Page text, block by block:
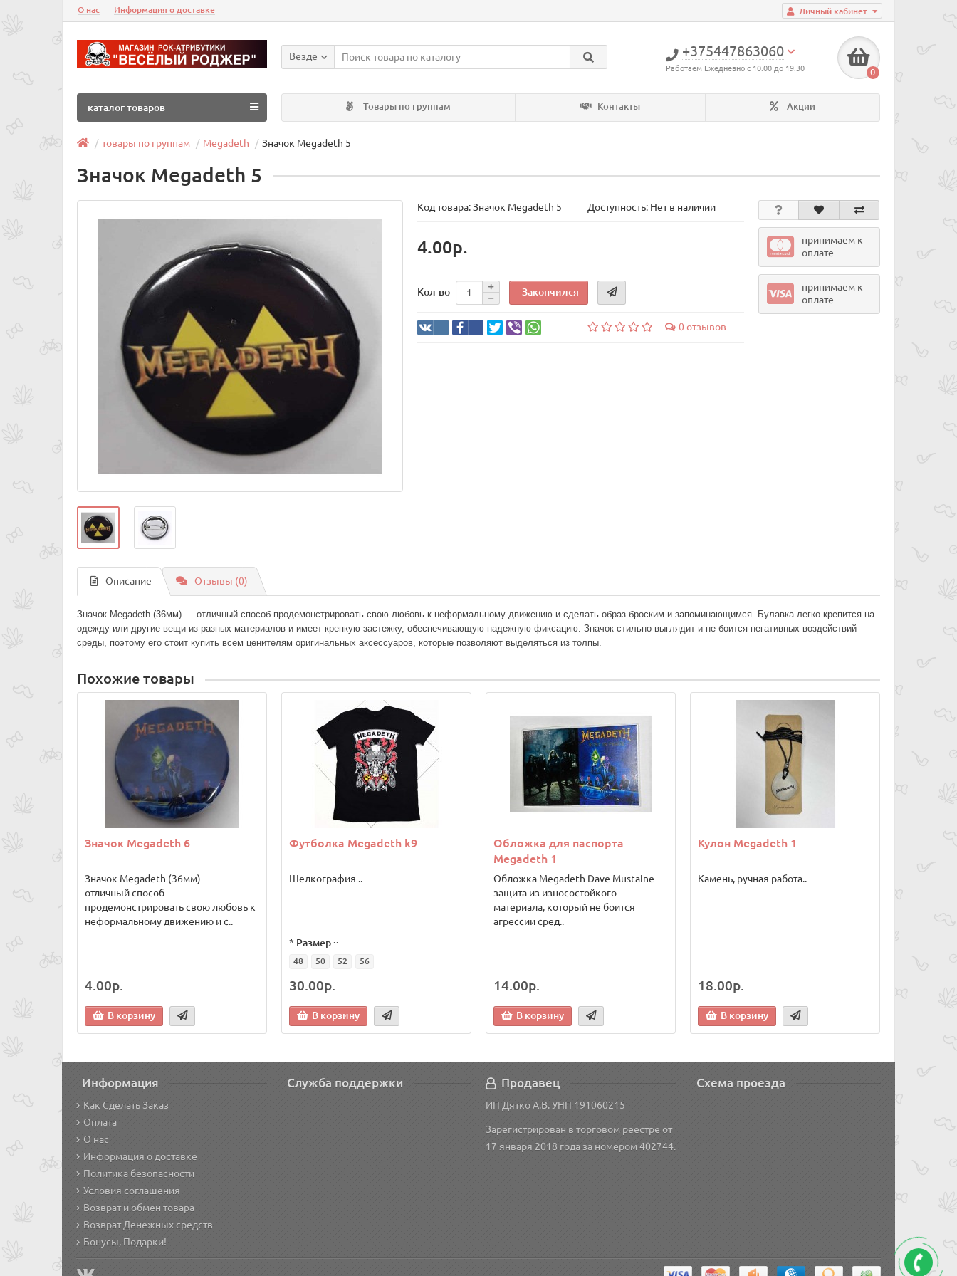
Личный кабинет
О нас Информация о доставке
+375447863060
Работаем Ежедневно с 10:00 до 19:30 0
Везде
Товары по группам Контакты Акции
каталог товаров
товары по группам Megadeth Значок Megadeth 5
Значок Megadeth 5
Код товара:Значок Megadeth 5 Доступность: Нет в наличии
4.00р.
Кол-во Закончился
0 отзывов
принимаем к
оплате
принимаем к
оплате
Описание Отзывы (0)
Значок Megadeth (36мм) — отличный способ продемонстрировать свою любовь к неформальному движению и сделать образ броским и запоминающимся. Булавка легко крепится на
одежду или другие вещи из разных материалов и имеет крепкую застежку, обеспечивающую надежную фиксацию. Значок стильно выглядит и не боится негативных воздействий
среды, поэтому его стоит купить всем ценителям оригинальных аксессуаров, которые позволяют выделяться из толпы.
Похожие товары
Значок Megadeth 6
Значок Megadeth (36мм) —
отличный способ
продемонстрировать свою любовь к
неформальному движению и с..
4.00р.
В корзину
Футболка Megadeth k9
Шелкография ..
* Размер ::
48 50 52 56
30.00р.
В корзину
Обложка для паспорта
Megadeth 1
Обложка Megadeth Dave Mustaine —
защита из износостойкого
материала, который не боится
агрессии сред..
14.00р.
В корзину
Кулон Megadeth 1
Камень, ручная работа..
18.00р.
В корзину
Информация
Как Сделать Заказ
Оплата
О нас
Информация о доставке
Политика безопасности
Условия соглашения
Возврат и обмен товара
Возврат Денежных средств
Бонусы, Подарки!
Служба поддержки Продавец
ИП Дятко А.В. УНП 191060215
Зарегистрирован в торговом реестре от
17 января 2018 года за номером 402744.
Схема проезда